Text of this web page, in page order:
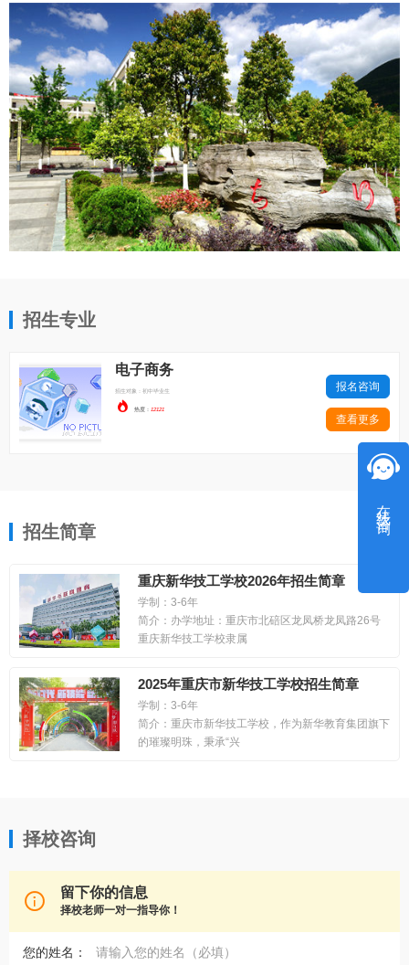
招生专业
电子商务
招生对象：初中毕业生
 热度： 12121
报名咨询
查看更多
招生简章
重庆新华技工学校2026年招生简章
学制：3-6年
简介：办学地址：重庆市北碚区龙凤桥龙凤路26号
重庆新华技工学校隶属
2025年重庆市新华技工学校招生简章
学制：3-6年
简介：重庆市新华技工学校，作为新华教育集团旗下
的璀璨明珠，秉承“兴
择校咨询
 留下你的信息
择校老师一对一指导你！
您的姓名：
在线咨询